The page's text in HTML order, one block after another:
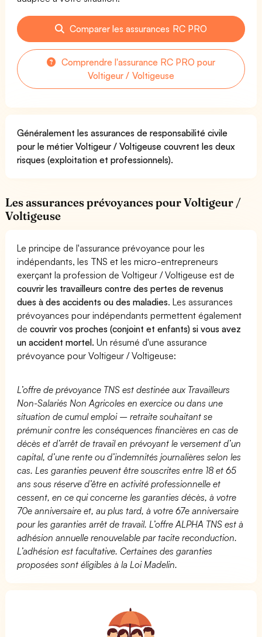
Comparer les assurances RC PRO
Comprendre l'assurance RC PRO pour
Voltigeur / Voltigeuse
Généralement les assurances de responsabilité civile
pour le métier Voltigeur / Voltigeuse couvrent les deux
risques (exploitation et professionnels).
Les assurances prévoyances pour Voltigeur /
Voltigeuse
Le principe de l'assurance prévoyance pour les
indépendants, les TNS et les micro-entrepreneurs
exerçant la profession de Voltigeur / Voltigeuse est de
couvrir les travailleurs contre des pertes de revenus
dues à des accidents ou des maladies. Les assurances
prévoyances pour indépendants permettent également
decouvrir vos proches (conjoint et enfants) si vous avez
un accident mortel. Un résumé d'une assurance
prévoyance pour Voltigeur / Voltigeuse:
L’offre de prévoyance TNS est destinée aux Travailleurs
Non-Salariés Non Agricoles en exercice ou dans une
situation de cumul emploi – retraite souhaitant se
prémunir contre les conséquences financières en cas de
décès et d’arrêt de travail en prévoyant le versement d’un
capital, d’une rente ou d’indemnités journalières selon les
cas. Les garanties peuvent être souscrites entre 18 et 65
ans sous réserve d’être en activité professionnelle et
cessent, en ce qui concerne les garanties décès, à votre
70e anniversaire et, au plus tard, à votre 67e anniversaire
pour les garanties arrêt de travail. L’offre ALPHA TNS est à
adhésion annuelle renouvelable par tacite reconduction.
L’adhésion est facultative. Certaines des garanties
proposées sont éligibles à la Loi Madelin.